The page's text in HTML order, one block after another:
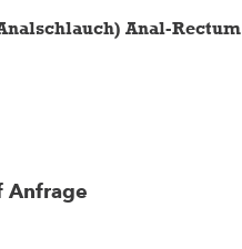
Anal-Rectum
Anfrage